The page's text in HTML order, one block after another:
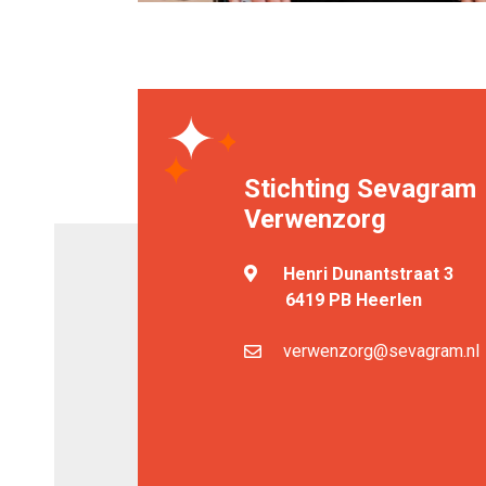
Stichting Sevagram
Verwenzorg
Henri Dunantstraat 3
6419 PB Heerlen
verwenzorg@sevagram.nl